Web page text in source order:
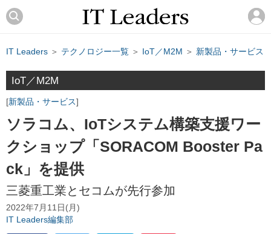
IT Leaders ＞ テクノロジー一覧 ＞ IoT／M2M ＞ 新製品・サービス
IoT／M2M
新製品・サービス
ソラコム、IoTシステム構築支援ワー
クショップ「SORACOM Booster Pa
ck」を提供
三菱重工業とセコムが先行参加
2022年7月11日(月)
IT Leaders編集部